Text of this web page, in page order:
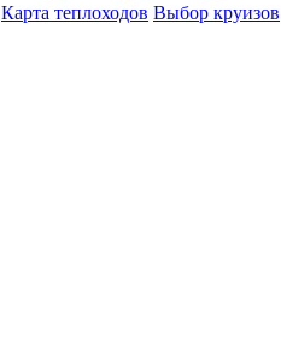
Карта теплоходов Выбор круизов